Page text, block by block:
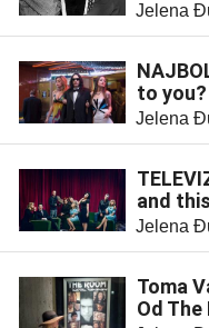
Jelena
to you?
Jelena
and
Jelena
Toma
Od